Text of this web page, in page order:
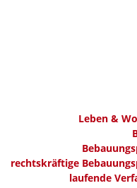
Leben &
rechtskräftige
laufende